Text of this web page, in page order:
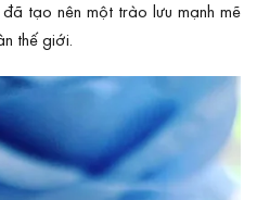
tạo nên một trào lưu mạnh mẽ
thế giới.